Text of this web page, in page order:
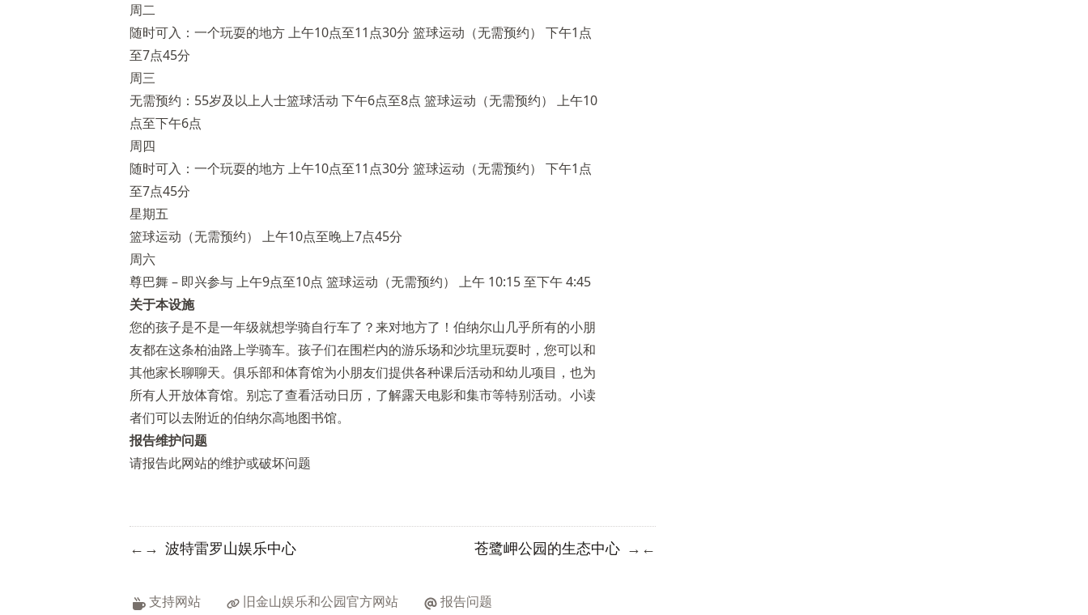
周二
随时可入：一个玩耍的地方 上午10点至11点30分 篮球运动（无需预约） 下午1点
至7点45分
周三
无需预约：55岁及以上人士篮球活动 下午6点至8点 篮球运动（无需预约） 上午10
点至下午6点
周四
随时可入：一个玩耍的地方 上午10点至11点30分 篮球运动（无需预约） 下午1点
至7点45分
星期五
篮球运动（无需预约） 上午10点至晚上7点45分
周六
尊巴舞 – 即兴参与 上午9点至10点 篮球运动（无需预约） 上午 10:15 至下午 4:45
关于本设施
您的孩子是不是一年级就想学骑自行车了？来对地方了！伯纳尔山几乎所有的小朋
友都在这条柏油路上学骑车。孩子们在围栏内的游乐场和沙坑里玩耍时，您可以和
其他家长聊聊天。俱乐部和体育馆为小朋友们提供各种课后活动和幼儿项目，也为
所有人开放体育馆。别忘了查看活动日历，了解露天电影和集市等特别活动。小读
者们可以去附近的伯纳尔高地图书馆。
报告维护问题
请报告此网站的维护或破坏问题
← → 波特雷罗山娱乐中心 苍鹭岬公园的生态中心 → ←
支持网站 旧金山娱乐和公园官方网站 报告问题